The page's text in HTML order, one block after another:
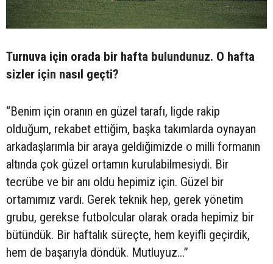
Turnuva için orada bir hafta bulundunuz. O hafta
sizler için nasıl geçti?
“Benim için oranın en güzel tarafı, ligde rakip
olduğum, rekabet ettiğim, başka takımlarda oynayan
arkadaşlarımla bir araya geldiğimizde o milli formanın
altında çok güzel ortamın kurulabilmesiydi. Bir
tecrübe ve bir anı oldu hepimiz için. Güzel bir
ortamımız vardı. Gerek teknik hep, gerek yönetim
grubu, gerekse futbolcular olarak orada hepimiz bir
bütündük. Bir haftalık süreçte, hem keyifli geçirdik,
hem de başarıyla döndük. Mutluyuz...”